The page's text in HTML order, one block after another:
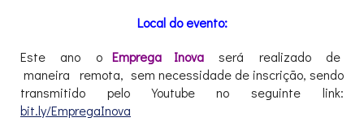
Local do evento:
Este ano o Emprega Inova
será realizado de
maneira remota, sem necessidade de inscrição, sendo
transmitido pelo Youtube no seguinte link:
bit.ly/EmpregaInova